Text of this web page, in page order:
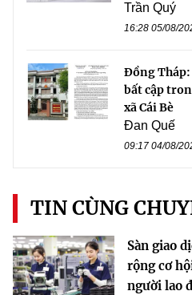
Trần Quý
16:28 05/08/
Đồng
bất cập
xã Cái Bè
Đan Quế
09:17 04/08/
TIN CÙNG
Sàn giao
rộng cơ
người lao